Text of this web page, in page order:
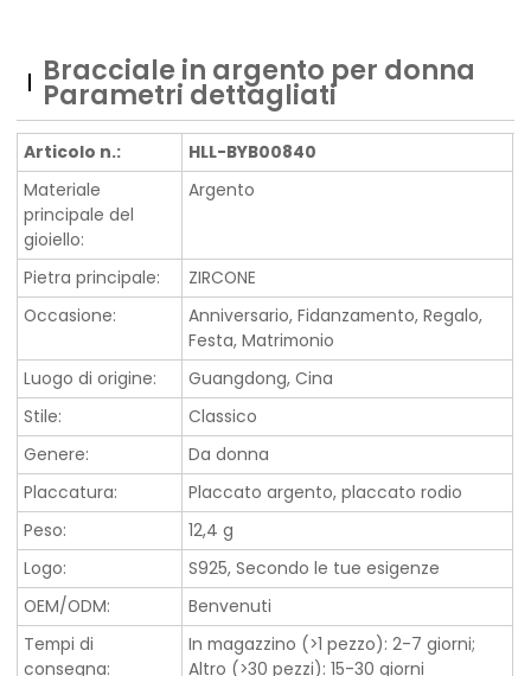
Bracciale in argento per donna
Parametri dettagliati
Articolo n.:
HLL-BYB00840
Materiale
principale del
gioiello:
Argento
Pietra principale:
ZIRCONE
Occasione:
Anniversario, Fidanzamento, Regalo,
Festa, Matrimonio
Luogo di origine:
Guangdong, Cina
Stile:
Classico
Genere:
Da donna
Placcatura:
Placcato argento, placcato rodio
Peso:
12,4 g
Logo:
S925, Secondo le tue esigenze
OEM/ODM:
Benvenuti
Tempi di
consegna:
In magazzino (>1 pezzo): 2-7 giorni;
Altro (>30 pezzi): 15-30 giorni